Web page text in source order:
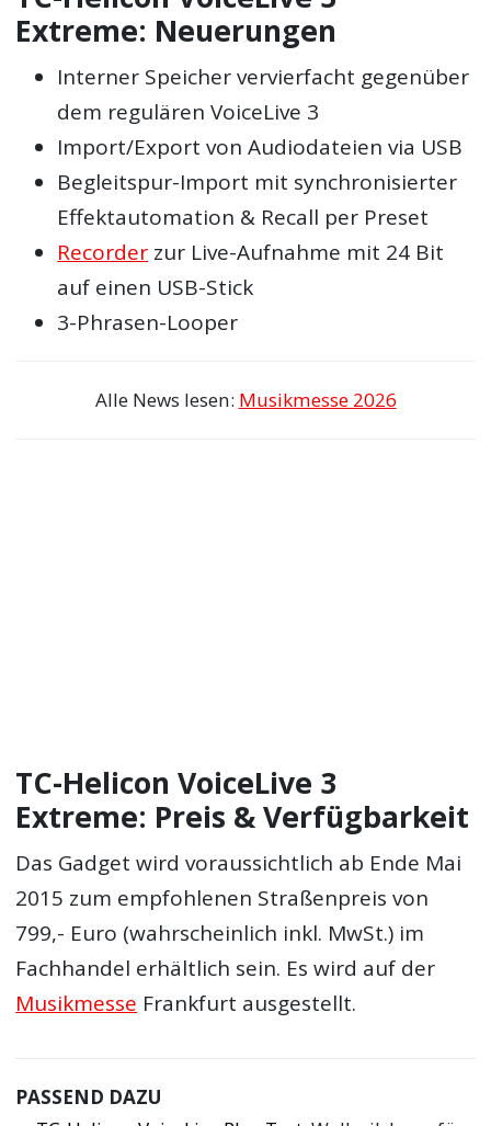
Extreme: Neuerungen
Interner Speicher vervierfacht gegenüber
dem regulären VoiceLive 3
Import/Export von Audiodateien via USB
Begleitspur-Import mit synchronisierter
Effektautomation & Recall per Preset
Recorder zur Live-Aufnahme mit 24 Bit
auf einen USB-Stick
3-Phrasen-Looper
Alle News lesen: Musikmesse 2026
TC-Helicon VoiceLive 3
Extreme: Preis & Verfügbarkeit
Das Gadget wird voraussichtlich ab Ende Mai
2015 zum empfohlenen Straßenpreis von
799,- Euro (wahrscheinlich inkl. MwSt.) im
Fachhandel erhältlich sein. Es wird auf der
Musikmesse Frankfurt ausgestellt.
PASSEND DAZU